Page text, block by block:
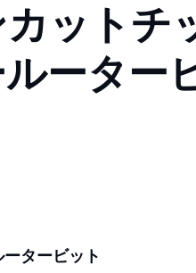
ットチップブレーカールータービット
ットチ
ーター
タービット